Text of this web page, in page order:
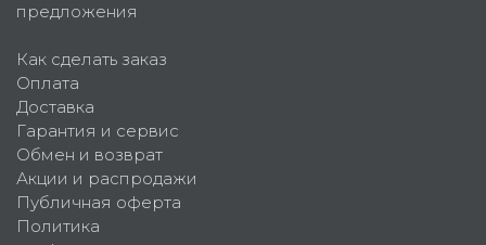
предложения
Как сделать заказ
Оплата
Доставка
Гарантия и сервис
Обмен и возврат
Акции и распродажи
Публичная оферта
Политика